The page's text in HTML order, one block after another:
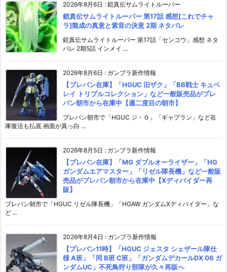
2026年8月6日 : 鎧真伝サムライトルーパー
鎧真伝サムライトルーパー 第17話 感想[これでチャ
ラ]龍成の真意と紫音の決意 2期 ネタバレ
鎧真伝サムライトルーパー 第17話「センコウ」感想 ネタ
バレ 2期5話 インメイ ...
2026年8月6日 : ガンプラ新作情報
【プレバン在庫】「HGUC 旧ザク」「BB戦士 キュベ
レイ トリプルコレクション」など一般販売品がプレ
バン朝市から在庫中【週二度目の朝市】
プレバン朝市で「HGUC ジ・Ｏ」「ギャプラン」など在
庫復活も払底 画面が真っ白 ...
2026年8月5日 : ガンプラ新作情報
【プレバン在庫】「MG ダブルオーライザー」「HG
ガンダムエアマスター」「リゼル隊長機」など一般販
売品がプレバン朝市から在庫中【Xディバイダー再
販】
プレバン朝市で「HGUC リゼル隊長機」「HGAW ガンダムXディバイダー」な
ど ...
2026年8月4日 : ガンプラ新作情報
【プレバン11時】「HGUC ジェスタ シェザール隊仕
様 A班」「同 B班 C班」「ガンダムデカールDX 06 ガ
ンダムUC」不死鳥狩り部隊が久々再販へ